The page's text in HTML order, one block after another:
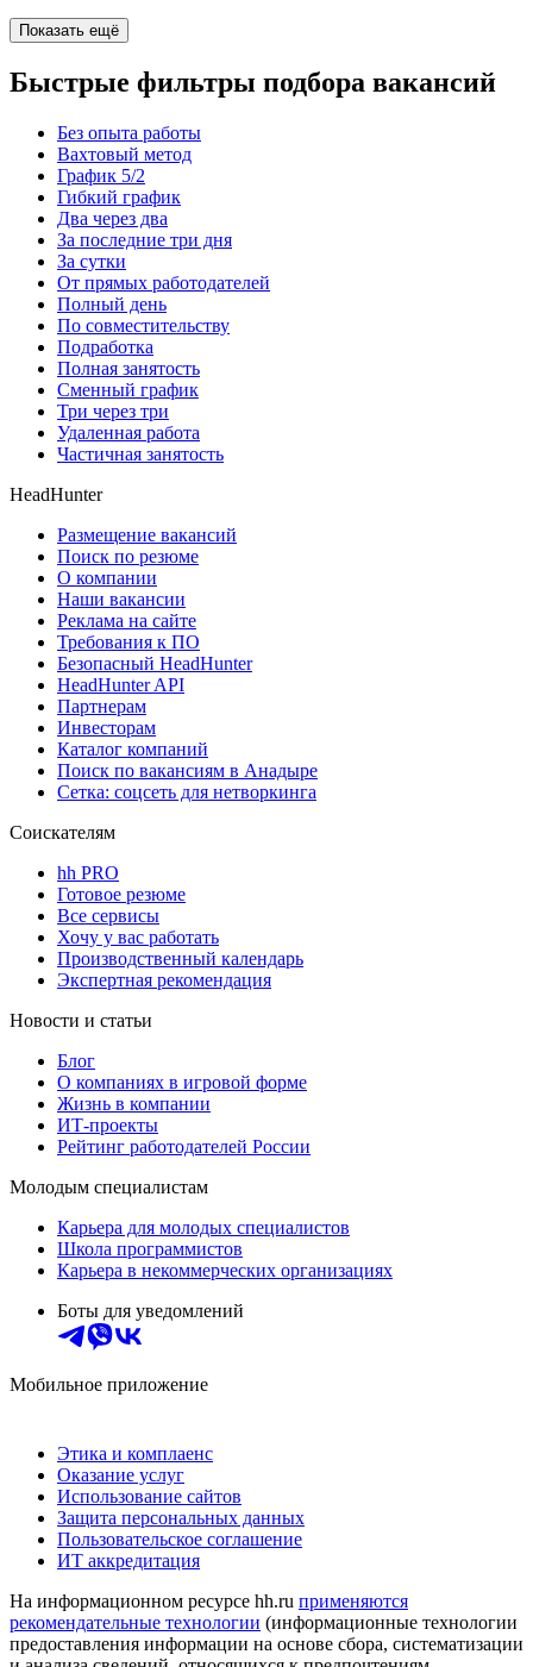
Показать ещё
Быстрые фильтры подбора вакансий
Без опыта работы
Вахтовый метод
График 5/2
Гибкий график
Два через два
За последние три дня
За сутки
От прямых работодателей
Полный день
По совместительству
Подработка
Полная занятость
Сменный график
Три через три
Удаленная работа
Частичная занятость
HeadHunter
Размещение вакансий
Поиск по резюме
О компании
Наши вакансии
Реклама на сайте
Требования к ПО
Безопасный HeadHunter
HeadHunter API
Партнерам
Инвесторам
Каталог компаний
Поиск по вакансиям в Анадыре
Сетка: соцсеть для нетворкинга
Соискателям
hh PRO
Готовое резюме
Все сервисы
Хочу у вас работать
Производственный календарь
Экспертная рекомендация
Новости и статьи
Блог
О компаниях в игровой форме
Жизнь в компании
ИТ-проекты
Рейтинг работодателей России
Молодым специалистам
Карьера для молодых специалистов
Школа программистов
Карьера в некоммерческих организациях
Боты для уведомлений
Мобильное приложение
Этика и комплаенс
Оказание услуг
Использование сайтов
Защита персональных данных
Пользовательское соглашение
ИТ аккредитация
На информационном ресурсе hh.ru применяются
рекомендательные технологии (информационные технологии
предоставления информации на основе сбора, систематизации